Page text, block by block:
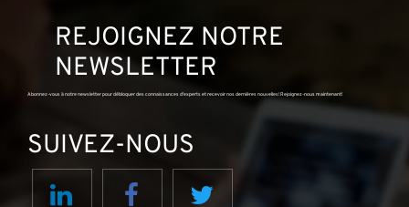
REJOIGNEZ NOTRE
NEWSLETTER
Abonnez-vous à notre newsletter pour débloquer des connaissances d'experts et recevoir nos dernières nouvelles! Rejoignez-nous maintenant!
SUIVEZ-NOUS